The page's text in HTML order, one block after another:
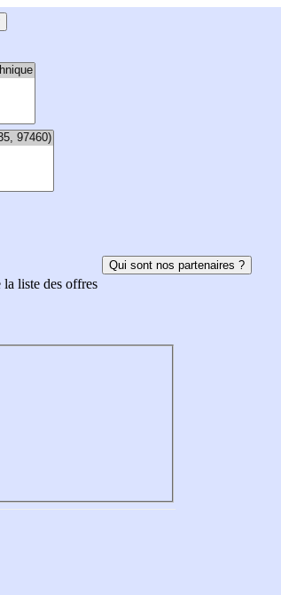
la liste des offres
Qui sont nos partenaires ?